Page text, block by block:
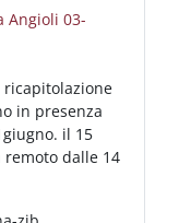
Angioli 03-
ricapitolazione
in presenza
il 15
dalle 14